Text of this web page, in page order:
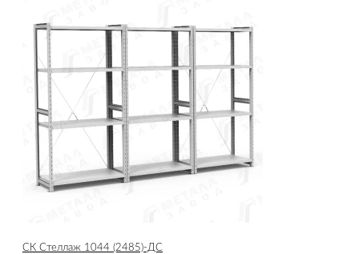
СК Стеллаж 1044 (2485)-ДС